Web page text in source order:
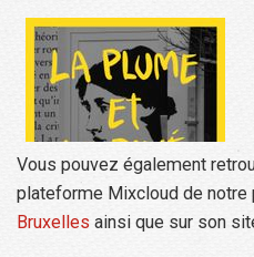
Vous pouvez également
plateforme Mixcloud de notre
Bruxelles ainsi que sur son